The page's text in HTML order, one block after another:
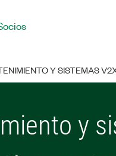
Y SISTEMAS
y